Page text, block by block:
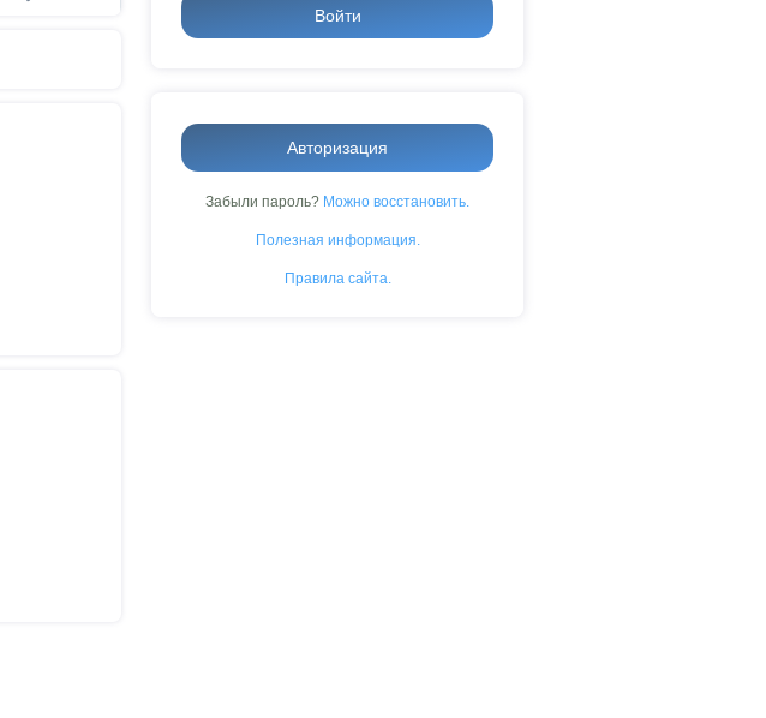
Войти
Авторизация
Забыли пароль? Можно восстановить.
Полезная информация.
Правила сайта.